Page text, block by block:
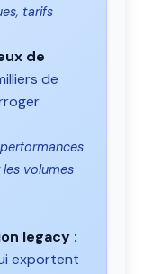
tarifs
de
de
les volumes
legacy :
exportent